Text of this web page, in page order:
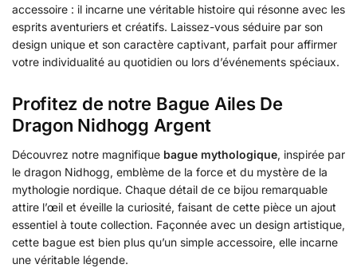
accessoire : il incarne une véritable histoire qui résonne avec les
esprits aventuriers et créatifs. Laissez-vous séduire par son
design unique et son caractère captivant, parfait pour affirmer
votre individualité au quotidien ou lors d’événements spéciaux.
Profitez de notre Bague Ailes De
Dragon Nidhogg Argent
Découvrez notre magnifique bague mythologique, inspirée par
le dragon Nidhogg, emblème de la force et du mystère de la
mythologie nordique. Chaque détail de ce bijou remarquable
attire l’œil et éveille la curiosité, faisant de cette pièce un ajout
essentiel à toute collection. Façonnée avec un design artistique,
cette bague est bien plus qu’un simple accessoire, elle incarne
une véritable légende.